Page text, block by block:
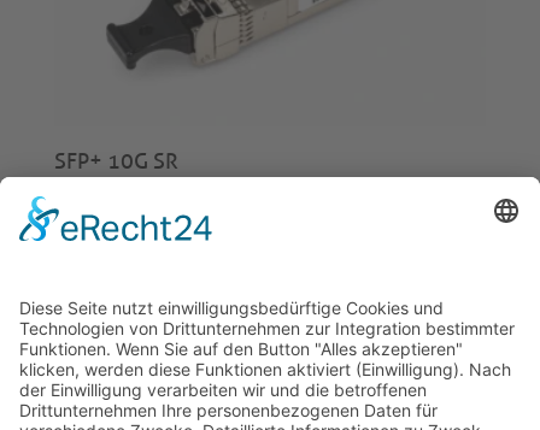
SFP+ 10G SR
€
© 2026 Tecowin GmbH |Impressum|Datenschutz
| Widerrufsrecht|AGB| Gewährleistung|RMA